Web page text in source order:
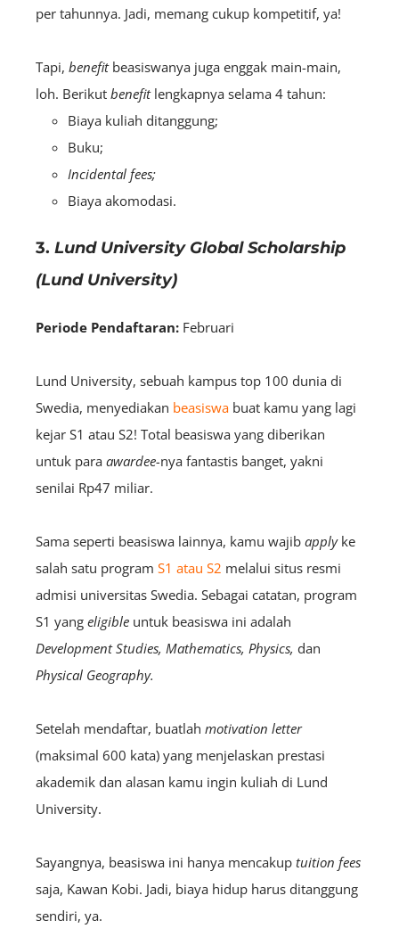
per tahunnya. Jadi, memang cukup kompetitif, ya!
Tapi, benefit beasiswanya juga enggak main-main,
loh. Berikut benefit lengkapnya selama 4 tahun:
Biaya kuliah ditanggung;
Buku;
Incidental fees;
Biaya akomodasi.
3. Lund University Global Scholarship
(Lund University)
Periode Pendaftaran: Februari
Lund University, sebuah kampus top 100 dunia di
Swedia, menyediakan beasiswa buat kamu yang lagi
kejar S1 atau S2! Total beasiswa yang diberikan
untuk para awardee-nya fantastis banget, yakni
senilai Rp47 miliar.
Sama seperti beasiswa lainnya, kamu wajib apply ke
salah satu program S1 atau S2 melalui situs resmi
admisi universitas Swedia. Sebagai catatan, program
S1 yang eligible untuk beasiswa ini adalah
Development Studies, Mathematics, Physics, dan
Physical Geography.
Setelah mendaftar, buatlah motivation letter
(maksimal 600 kata) yang menjelaskan prestasi
akademik dan alasan kamu ingin kuliah di Lund
University.
Sayangnya, beasiswa ini hanya mencakup tuition fees
saja, Kawan Kobi. Jadi, biaya hidup harus ditanggung
sendiri, ya.